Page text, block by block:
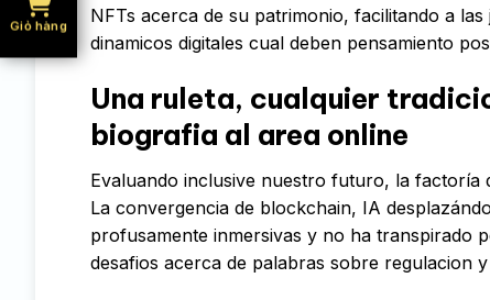
NFTs acerca de su patrimonio, facilitando a
dinamicos digitales cual deben pensamiento
Una ruleta, cualquier
biografia al area online
Evaluando inclusive nuestro futuro, la factoría
La convergencia de blockchain, IA
profusamente inmersivas y no ha transpirado
desafios acerca de palabras sobre regulacion
Giỏ hàng